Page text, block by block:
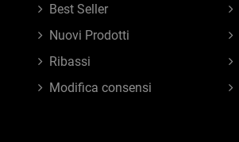
Best Seller
Nuovi Prodotti
Ribassi
Modifica consensi